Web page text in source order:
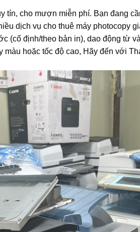
tín, cho mượn miễn phí. Bạn đang
dịch vụ cho thuê máy photocopy
(cố định/theo bản in), dao động từ
hoặc tốc độ cao, Hãy đến với